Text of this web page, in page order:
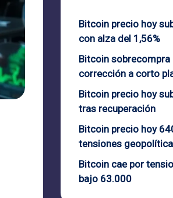
Bitcoin precio hoy
con alza del 1,56%
Bitcoin sobrecompra
corrección a corto
Bitcoin precio hoy
tras recuperación
Bitcoin precio hoy
tensiones
Bitcoin cae por
bajo 63.000